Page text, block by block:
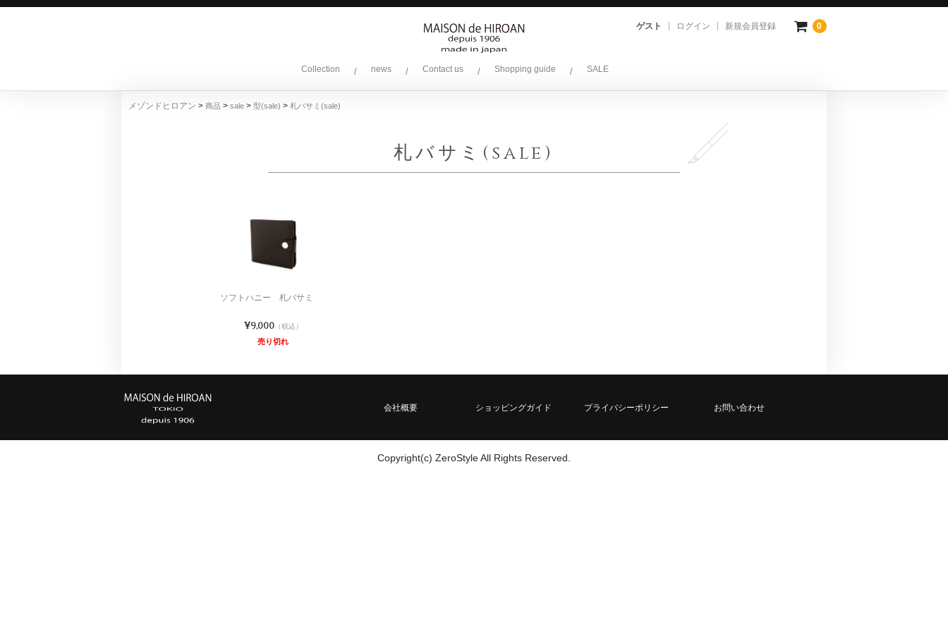
ゲスト ログイン 新規会員登録 0
Collection / news / Contact us / Shopping guide / SALE
メゾンドヒロアン > 商品 > sale > 型(sale) > 札バサミ(sale)
札バサミ(sale)
ソフトハニー 札バサミ
¥9,000（税込）
売り切れ
会社概要 ショッピングガイド プライバシーポリシー お問い合わせ
Copyright(c) ZeroStyle All Rights Reserved.